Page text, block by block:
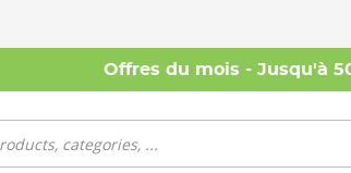
Offres du mois - Jusqu'à